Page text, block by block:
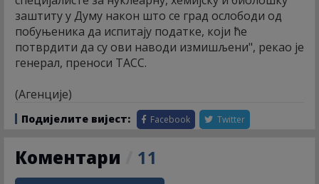
заштиту у Думу након што се град ослободи од
побуњеника да испитају податке, који ће
потврдити да су ови наводи измишљени", рекао је
генерал, преноси ТАСС.
(Агенције)
Подијелите вијест: Facebook Twitter
Коментари 11